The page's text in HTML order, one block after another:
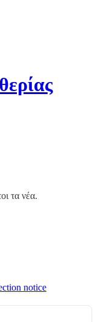
τα νέα.
notice